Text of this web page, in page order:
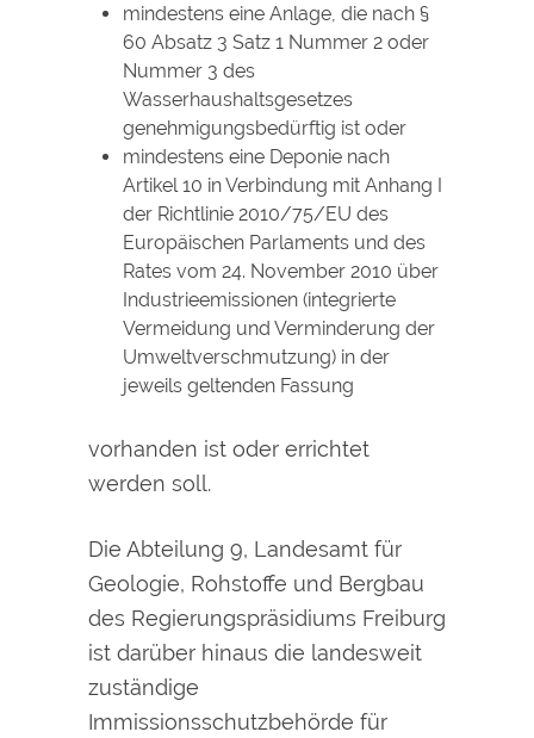
mindestens eine Anlage, die nach §
60 Absatz 3 Satz 1 Nummer 2 oder
Nummer 3 des
Wasserhaushaltsgesetzes
genehmigungsbedürftig ist oder
mindestens eine Deponie nach
Artikel 10 in Verbindung mit Anhang I
der Richtlinie 2010/75/EU des
Europäischen Parlaments und des
Rates vom 24. November 2010 über
Industrieemissionen (integrierte
Vermeidung und Verminderung der
Umweltverschmutzung) in der
jeweils geltenden Fassung
vorhanden ist oder errichtet
werden soll.
Die Abteilung 9, Landesamt für
Geologie, Rohstoffe und Bergbau
des Regierungspräsidiums Freiburg
ist darüber hinaus die landesweit
zuständige
Immissionsschutzbehörde für